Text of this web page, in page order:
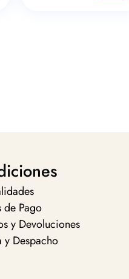
Pago
y Devoluciones
y Despacho